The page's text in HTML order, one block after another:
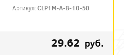
Артикул:CLP1M-A-B-10-50
29.62 руб.